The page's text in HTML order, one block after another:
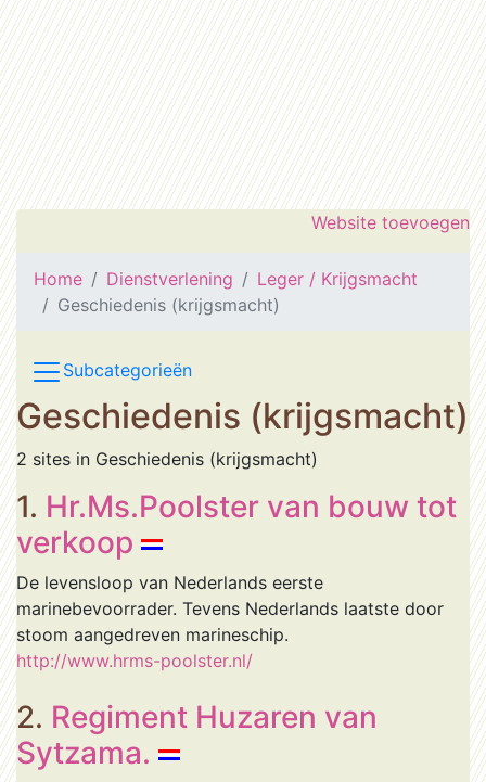
Website toevoegen
Home Dienstverlening
Leger / Krijgsmacht
Geschiedenis (krijgsmacht)
Subcategorieën
Geschiedenis (krijgsmacht)
2 sites in Geschiedenis (krijgsmacht)
1. Hr.Ms.Poolster van bouw tot
verkoop
De levensloop van Nederlands eerste
marinebevoorrader. Tevens Nederlands laatste door
stoom aangedreven marineschip.
http://www.hrms-poolster.nl/
2. Regiment Huzaren van
Sytzama.